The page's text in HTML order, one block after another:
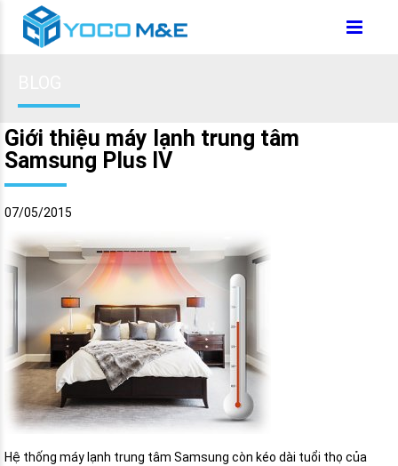
Giới thiệu máy lạnh trung tâm
Samsung Plus IV
07/05/2015
Hệ thống máy lạnh trung tâm Samsung còn kéo dài tuổi thọ của